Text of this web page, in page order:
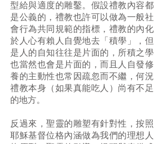
型給與適度的雕鑿。假設禮教內容都
是公義的，禮教也許可以做為一般社
會行為共同規範的指標，禮教的內化
於人心有賴人自覺地去「積學」，但
是人的自知往往是片面的，所積之學
也當然也會是片面的，而且人自發修
養的主動性也常因疏忽而不繼，何況
禮教本身（如果真能吃人）尚有不足
的地方。
反過來，聖靈的雕塑有針對性，按照
耶穌基督位格內涵做為我們的理想人